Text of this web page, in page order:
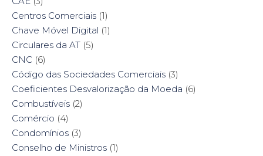
Centros Comerciais (1)
Chave Móvel Digital (1)
Circulares da AT (5)
CNC (6)
Código das Sociedades Comerciais (3)
Coeficientes Desvalorização da Moeda (6)
Combustíveis (2)
Comércio (4)
Condomínios (3)
Conselho de Ministros (1)